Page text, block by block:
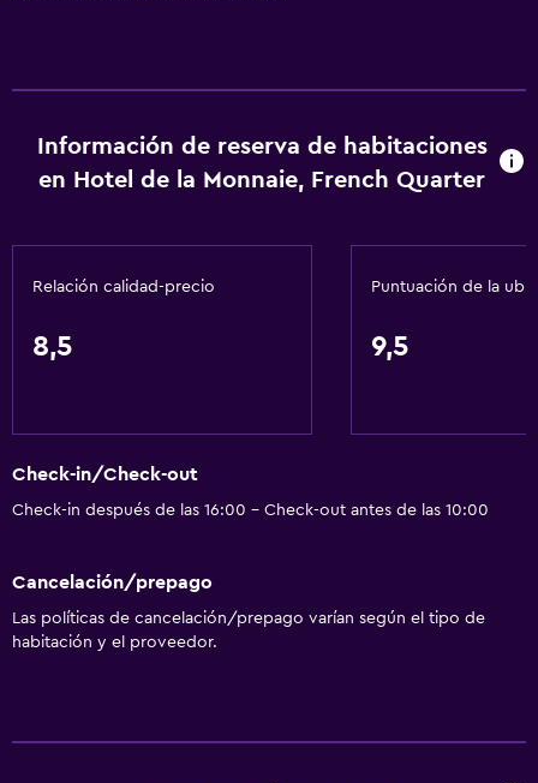
Información de reserva de habitaciones
en Hotel de la Monnaie, French Quarter
Relación calidad-precio
8,5
Puntuación de la
9,5
Check-in/Check-out
Check-in después de las 16:00 - Check-out antes de las 10:00
Cancelación/prepago
Las políticas de cancelación/prepago varían según el tipo de
habitación y el proveedor.